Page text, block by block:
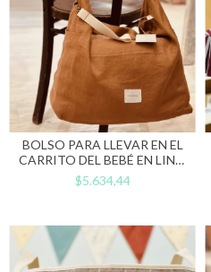
BOLSO PARA LLEVAR EN EL
CARRITO DEL BEBÉ EN LINO
FRANCÉS 50 X 40 COLOR
AVELLANA
$5.634,44